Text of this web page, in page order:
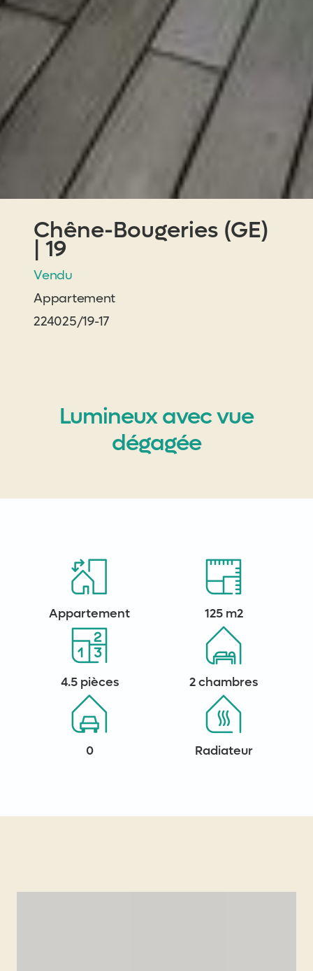
Chêne-Bougeries (GE)
| 19
Vendu
Appartement
224025/19-17
Lumineux avec vue
dégagée
Appartement 125 m2
4.5 pièces 2 chambres
0 Radiateur